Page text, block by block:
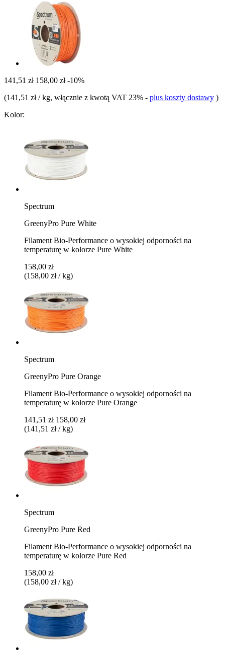
141,51 zł 158,00 zł -10%
(141,51 zł / kg, włącznie z kwotą VAT 23% - plus koszty dostawy )
Kolor:
Spectrum
GreenyPro Pure White
Filament Bio-Performance o wysokiej odporności na
temperaturę w kolorze Pure White
158,00 zł
(158,00 zł / kg)
Spectrum
GreenyPro Pure Orange
Filament Bio-Performance o wysokiej odporności na
temperaturę w kolorze Pure Orange
141,51 zł 158,00 zł
(141,51 zł / kg)
Spectrum
GreenyPro Pure Red
Filament Bio-Performance o wysokiej odporności na
temperaturę w kolorze Pure Red
158,00 zł
(158,00 zł / kg)